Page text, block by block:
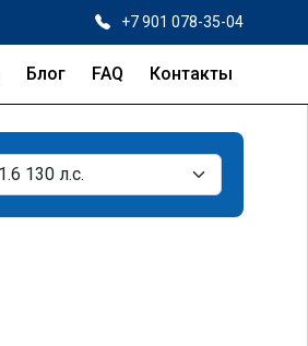
+7 901 078-35-04
Блог FAQ Контакты